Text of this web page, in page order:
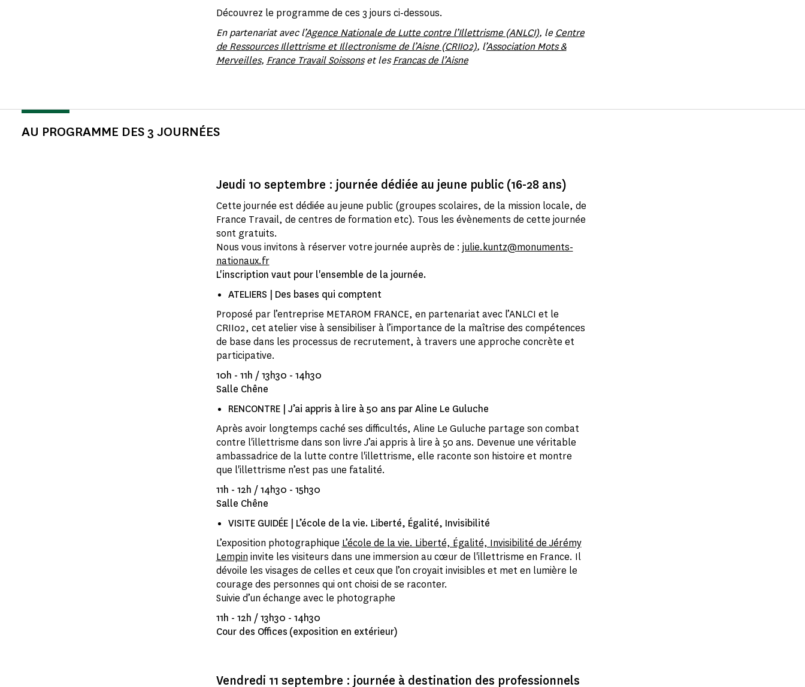
Découvrez le programme de ces 3 jours ci-dessous.
En partenariat avec l’Agence Nationale de Lutte contre l’Illettrisme (ANLCI), le Centre
de Ressources Illettrisme et Illectronisme de l’Aisne (CRII02), l’Association Mots &
Merveilles, France Travail Soissonset lesFrancas de l’Aisne
AU PROGRAMME DES 3 JOURNÉES
Jeudi 10 septembre : journée dédiée au jeune public (16-28 ans)
Cette journée est dédiée au jeune public (groupes scolaires, de la mission locale, de
France Travail, de centres de formation etc). Tous les évènements de cette journée
sont gratuits.
Nous vous invitons à réserver votre journée auprès de : julie.kuntz@monuments-
nationaux.fr
L'inscription vaut pour l'ensemble de la journée.
ATELIERS | Des bases qui comptent
Proposé par l’entreprise METAROM FRANCE, en partenariat avec l’ANLCI et le
CRII02, cet atelier vise à sensibiliser à l’importance de la maîtrise des compétences
de base dans les processus de recrutement, à travers une approche concrète et
participative.
10h - 11h / 13h30 - 14h30
Salle Chêne
RENCONTRE | J’ai appris à lire à 50 ans par Aline Le Guluche
Après avoir longtemps caché ses difficultés, Aline Le Guluche partage son combat
contre l'illettrisme dans son livre J’ai appris à lire à 50 ans. Devenue une véritable
ambassadrice de la lutte contre l'illettrisme, elle raconte son histoire et montre
que l'illettrisme n’est pas une fatalité.
11h - 12h / 14h30 - 15h30
Salle Chêne
VISITE GUIDÉE | L’école de la vie. Liberté, Égalité, Invisibilité
L’exposition photographique L’école de la vie. Liberté, Égalité, Invisibilité de Jérémy
Lempin invite les visiteurs dans une immersion au cœur de l'illettrisme en France. Il
dévoile les visages de celles et ceux que l’on croyait invisibles et met en lumière le
courage des personnes qui ont choisi de se raconter.
Suivie d’un échange avec le photographe
11h - 12h / 13h30 - 14h30
Cour des Offices (exposition en extérieur)
Vendredi 11 septembre : journée à destination des professionnels